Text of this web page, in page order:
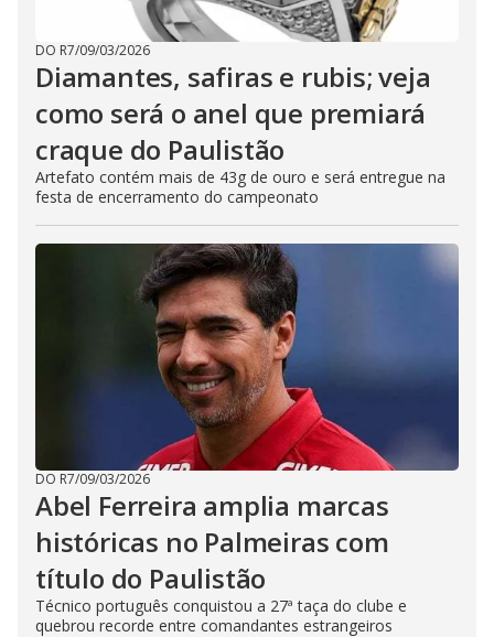
DO R7/09/03/2026
Diamantes, safiras e rubis; veja
como será o anel que premiará
craque do Paulistão
Artefato contém mais de 43g de ouro e será entregue na
festa de encerramento do campeonato
DO R7/09/03/2026
Abel Ferreira amplia marcas
históricas no Palmeiras com
título do Paulistão
Técnico português conquistou a 27ª taça do clube e
quebrou recorde entre comandantes estrangeiros